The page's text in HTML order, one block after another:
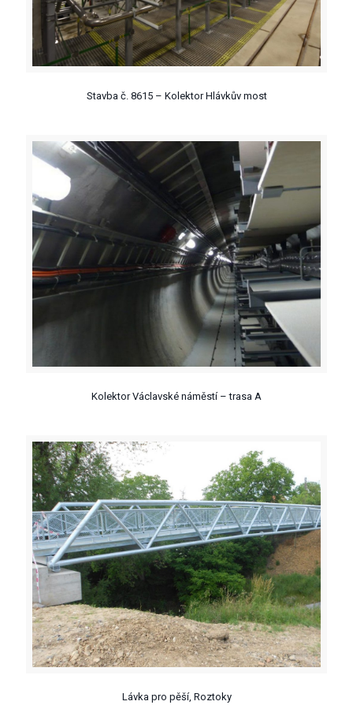
Stavba č. 8615 – Kolektor Hlávkův most
Kolektor Václavské náměstí – trasa A
Lávka pro pěší, Roztoky